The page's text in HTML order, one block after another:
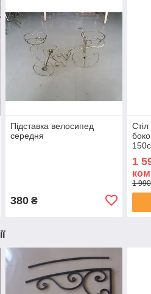
Підставка велосипед
середня
380₴
1
1